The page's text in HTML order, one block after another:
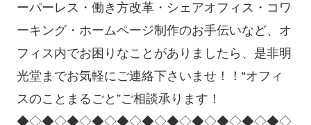
ーパーレス・働き方改革・シェアオフィス・コワ
ーキング・ホームページ制作のお手伝いなど、オ
フィス内でお困りなことがありましたら、是非明
光堂までお気軽にご連絡下さいませ！！“オフィ
スのことまるごと”ご相談承ります！
◆◇◆◇◆◇◆◇◆◇◆◇◆◇◆◇◆◇◆◇◆◇